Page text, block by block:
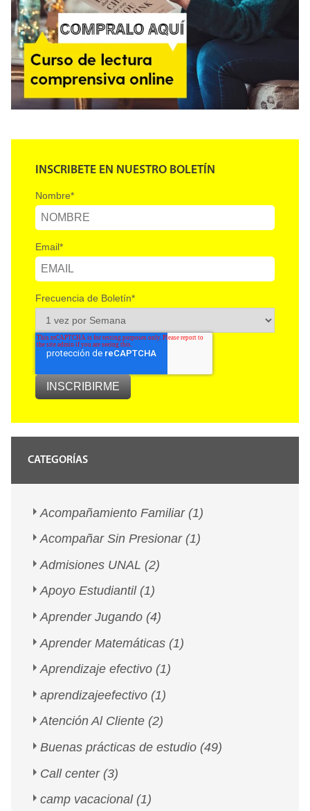
INSCRIBETE EN NUESTRO BOLETÍN
Nombre*
Email*
Frecuencia de Boletín*
CATEGORÍAS
Acompañamiento Familiar (1)
Acompañar Sin Presionar (1)
Admisiones UNAL (2)
Apoyo Estudiantil (1)
Aprender Jugando (4)
Aprender Matemáticas (1)
Aprendizaje efectivo (1)
aprendizajeefectivo (1)
Atención Al Cliente (2)
Buenas prácticas de estudio (49)
Call center (3)
camp vacacional (1)